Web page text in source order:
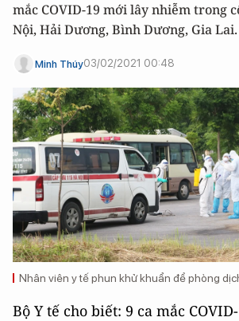
mắc COVID-19 mới lây nhiễm trong
Nội, Hải Dương, Bình Dương, Gia Lai.
Minh Thúy03/02/2021 00:48
Nhân viên y tế phun khử khuẩn để phòng
Bộ Y tế cho biết: 9 ca mắc